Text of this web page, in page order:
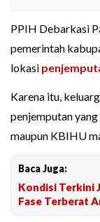
PPIH Debarkasi
pemerintah
lokasi
Karena itu,
penjemputan
maupun KBIHU
Baca Juga:
Kondisi Terkini
Fase Terberat